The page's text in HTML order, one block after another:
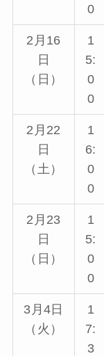
0
2月16
日
（日）
1
5:
0
0
2月22
日
（土）
1
6:
0
0
2月23
日
（日）
1
5:
0
0
3月4日
（火）
1
7:
3